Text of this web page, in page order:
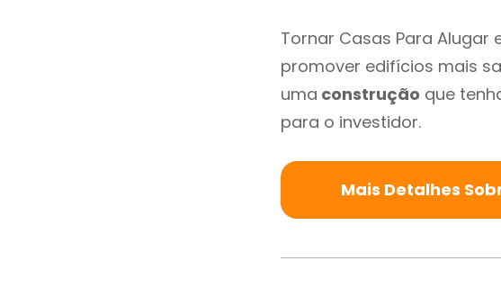
Tornar Casas Para Alugar
promover edifícios mais
uma construção que
para o investidor.
Mais Detalhes